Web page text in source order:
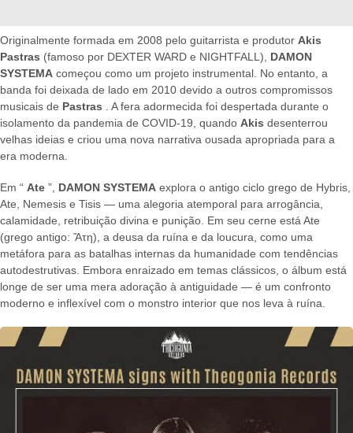
Originalmente formada em 2008 pelo guitarrista e produtor Akis
Pastras (famoso por DEXTER WARD e NIGHTFALL), DAMON
SYSTEMA começou como um projeto instrumental. No entanto, a
banda foi deixada de lado em 2010 devido a outros compromissos
musicais de Pastras . A fera adormecida foi despertada durante o
isolamento da pandemia de COVID-19, quando Akis desenterrou
velhas ideias e criou uma nova narrativa ousada apropriada para a
era moderna.
Em “ Ate ”, DAMON SYSTEMA explora o antigo ciclo grego de Hybris,
Ate, Nemesis e Tisis — uma alegoria atemporal para arrogância,
calamidade, retribuição divina e punição. Em seu cerne está Ate
(grego antigo: Ἄτη), a deusa da ruína e da loucura, como uma
metáfora para as batalhas internas da humanidade com tendências
autodestrutivas. Embora enraizado em temas clássicos, o álbum está
longe de ser uma mera adoração à antiguidade — é um confronto
moderno e inflexível com o monstro interior que nos leva à ruína.